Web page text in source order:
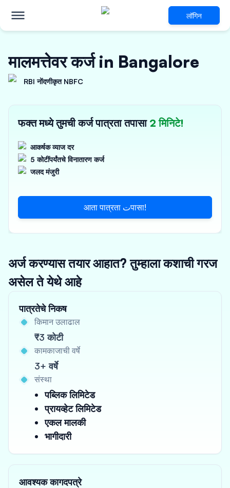
लॉगिन
मालमत्तेवर कर्ज in Bangalore
RBI नोंदणीकृत NBFC
फक्त मध्ये तुमची कर्ज पात्रता तपासा 2 मिनिटे!
आकर्षक व्याज दर
5 कोटींपर्यंतचे विनातारण कर्ज
जलद मंजुरी
आता पात्रता تपासा!
अर्ज करण्यास तयार आहात? तुम्हाला कशाची गरज
असेल ते येथे आहे
पात्रतेचे निकष
किमान उलाढाल
₹3 कोटी
कामकाजाची वर्षे
3+ वर्षे
संस्था
पब्लिक लिमिटेड
प्रायव्हेट लिमिटेड
एकल मालकी
भागीदारी
आवश्यक कागदपत्रे